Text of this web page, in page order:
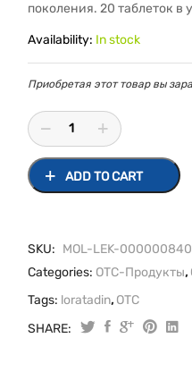
поколения. 20 таблеток в
Availability: In stock
Приобретая этот товар вы
ADD TO CART
SKU: MOL-LEK-
Categories: OTC-Продукты,
Tags: loratadin, OTC
SHARE: